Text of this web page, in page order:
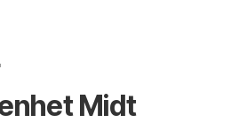
Midt